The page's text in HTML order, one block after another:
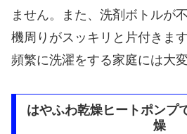
ません。また、洗剤ボトルが
機周りがスッキリと片付きま
頻繁に洗濯をする家庭には大
はやふわ乾燥ヒートポンプ
燥